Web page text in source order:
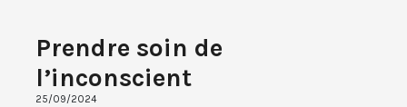
Prendre soin de
l’inconscient
25/09/2024